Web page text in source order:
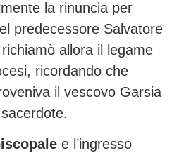
la rinuncia per
predecessore Salvatore
allora il legame
ricordando che
il vescovo Garsia
e l’ingresso